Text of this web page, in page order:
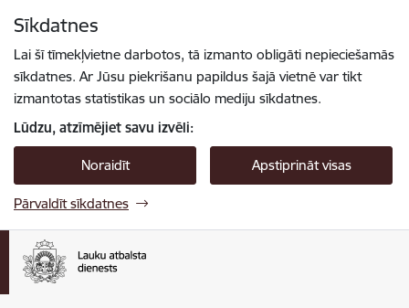
Sīkdatnes
Lai šī tīmekļvietne darbotos, tā izmanto obligāti nepieciešamās
sīkdatnes. Ar Jūsu piekrišanu papildus šajā vietnē var tikt
izmantotas statistikas un sociālo mediju sīkdatnes.
Lūdzu, atzīmējiet savu izvēli:
Noraidīt Apstiprināt visas
Pārvaldīt sīkdatnes